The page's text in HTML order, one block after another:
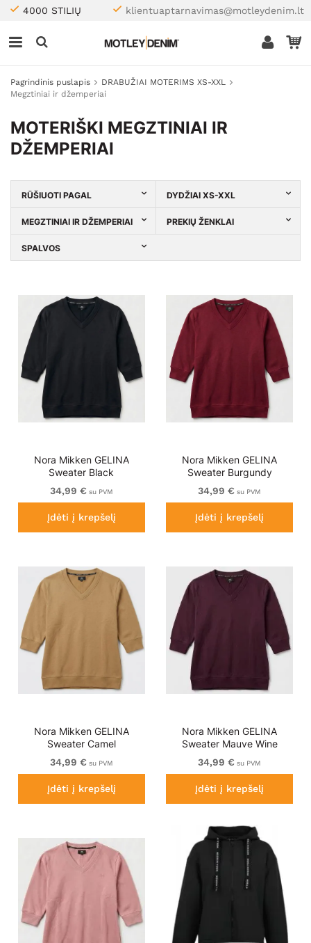
4000 STILIŲ klientuaptarnavimas@motleydenim.lt
Pagrindinis puslapis
DRABUŽIAI MOTERIMS XS-XXL
Megztiniai ir džemperiai
MOTERIŠKI MEGZTINIAI IR
DŽEMPERIAI
RŪŠIUOTI PAGAL DYDŽIAI XS-XXL
MEGZTINIAI IR DŽEMPERIAI PREKIŲ ŽENKLAI
SPALVOS
Nora Mikken GELINA
Sweater Black
34,99 € su PVM
Įdėti į krepšelį
Nora Mikken GELINA
Sweater Burgundy
34,99 € su PVM
Įdėti į krepšelį
Nora Mikken GELINA
Sweater Camel
34,99 € su PVM
Įdėti į krepšelį
Nora Mikken GELINA
Sweater Mauve Wine
34,99 € su PVM
Įdėti į krepšelį